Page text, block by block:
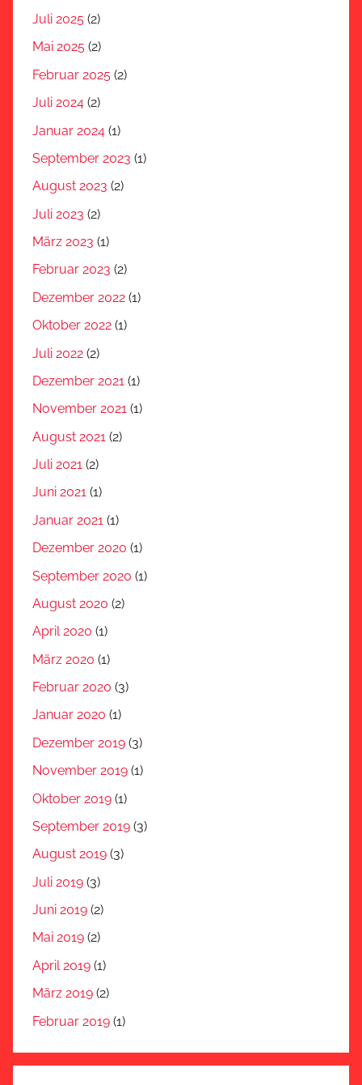
Juli 2025 (2)
Mai 2025 (2)
Februar 2025 (2)
Juli 2024 (2)
Januar 2024 (1)
September 2023 (1)
August 2023 (2)
Juli 2023 (2)
März 2023 (1)
Februar 2023 (2)
Dezember 2022 (1)
Oktober 2022 (1)
Juli 2022 (2)
Dezember 2021 (1)
November 2021 (1)
August 2021 (2)
Juli 2021 (2)
Juni 2021 (1)
Januar 2021 (1)
Dezember 2020 (1)
September 2020 (1)
August 2020 (2)
April 2020 (1)
März 2020 (1)
Februar 2020 (3)
Januar 2020 (1)
Dezember 2019 (3)
November 2019 (1)
Oktober 2019 (1)
September 2019 (3)
August 2019 (3)
Juli 2019 (3)
Juni 2019 (2)
Mai 2019 (2)
April 2019 (1)
März 2019 (2)
Februar 2019 (1)